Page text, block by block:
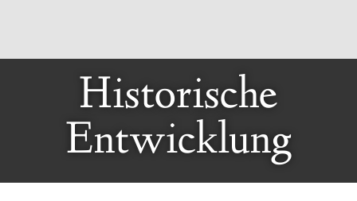
Historische
Entwicklung